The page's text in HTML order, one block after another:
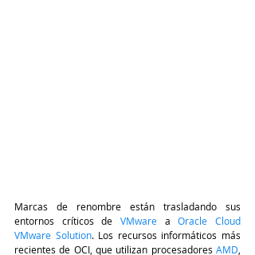
Marcas de renombre están trasladando sus
entornos críticos de VMware a Oracle Cloud
VMware Solution. Los recursos informáticos más
recientes de OCI, que utilizan procesadores AMD